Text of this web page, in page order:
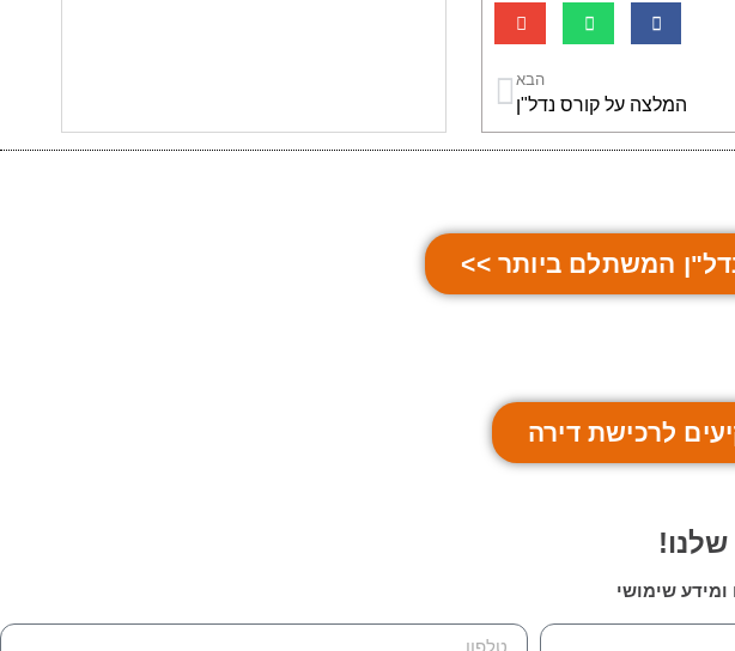
הבא
המלצה על קורס נדל"ן
המשתלם ביותר >>
לרכישת דירה
שלנו!
שימושי